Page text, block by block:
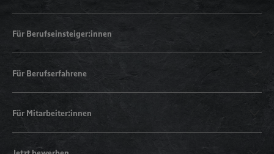
Für Berufseinsteiger:innen
Für Berufserfahrene
Für Mitarbeiter:innen